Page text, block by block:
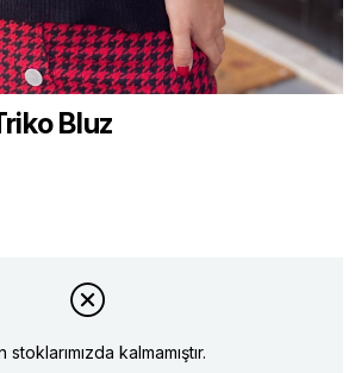
Bluz
stoklarımızda kalmamıştır.